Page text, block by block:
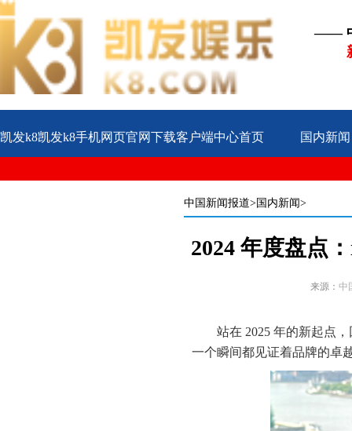
——
凯发k8凯发k8手机网页官网下载客户端中心首页 国内新闻
中国新闻报道>国内新闻>
2024 年度盘点
来源： 中
站在 2025 年的新起点
一个瞬间都见证着品牌的卓